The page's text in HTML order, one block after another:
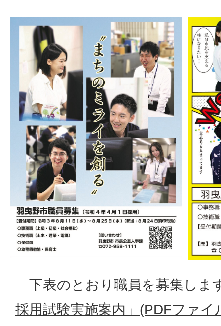
下表のとおり職員を募集しま
採用試験実施案内」(PDFファイ